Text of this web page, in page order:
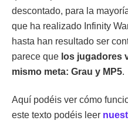
descontado, para la
que ha realizado Infinity
hasta han resultado ser
parece que los jugadores
mismo meta: Grau y MP5.
Aquí podéis ver cómo
este texto podéis leer